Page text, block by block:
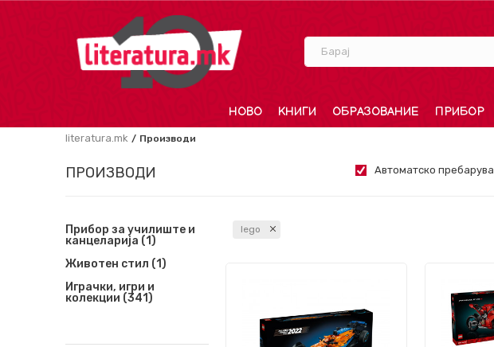
Барај
НОВО КНИГИ ОБРАЗОВАНИЕ ПРИБОР
literatura.mk Производи
ПРОИЗВОДИ Автоматско
Прибор за училиште и
канцеларија (1)
Животен стил (1)
Играчки, игри и
колекции (341)
lego